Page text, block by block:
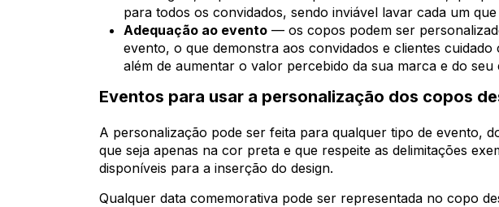
para todos os convidados, sendo inviável lavar cada um
Adequação ao evento — os copos podem ser
evento, o que demonstra aos convidados e clientes
além de aumentar o valor percebido da sua marca e do seu
Eventos para usar a personalização dos copos
A personalização pode ser feita para qualquer tipo de evento,
que seja apenas na cor preta e que respeite as delimitações
disponíveis para a inserção do design.
Qualquer data comemorativa pode ser representada no copo